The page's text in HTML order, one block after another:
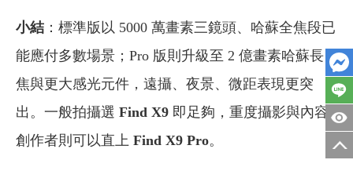
小結 ：標準版以 5000 萬畫素三鏡頭、哈蘇全焦段已
能應付多數場景；Pro 版則升級至 2 億畫素哈蘇長
焦與更大感光元件，遠攝、夜景、微距表現更突
出。一般拍攝選 Find X9 即足夠，重度攝影與內容
創作者則可以直上 Find X9 Pro。